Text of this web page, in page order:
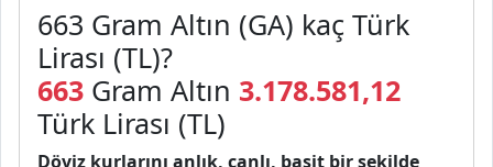
663 Gram Altın (GA) kaç Türk
Lirası (TL)?
663 Gram Altın 3.178.581,12
Türk Lirası (TL)
Döviz kurlarını anlık, canlı, basit bir şekilde